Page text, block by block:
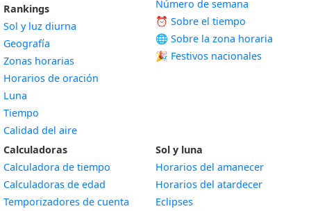
Rankings
Sol y luz diurna
Geografía
Zonas horarias
Horarios de oración
Luna
Tiempo
Calidad del aire
Número de semana
⏰ Sobre el tiempo
🌐 Sobre la zona horaria
🎉 Festivos nacionales
Calculadoras
Calculadora de tiempo
Calculadoras de edad
Temporizadores de cuenta
Sol y luna
Horarios del amanecer
Horarios del atardecer
Eclipses